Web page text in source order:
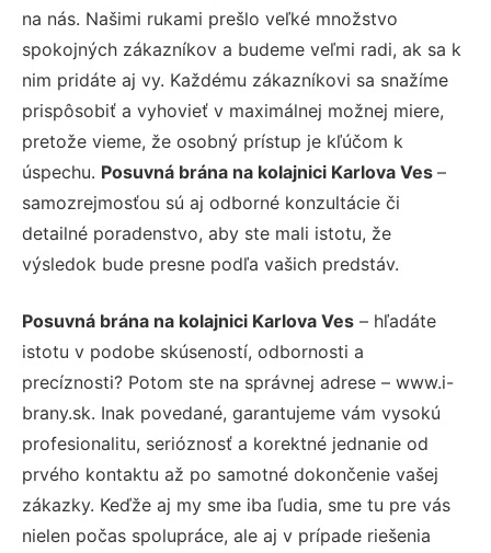
na nás. Našimi rukami prešlo veľké množstvo
spokojných zákazníkov a budeme veľmi radi, ak sa k
nim pridáte aj vy. Každému zákazníkovi sa snažíme
prispôsobiť a vyhovieť v maximálnej možnej miere,
pretože vieme, že osobný prístup je kľúčom k
úspechu. Posuvná brána na kolajnici Karlova Ves –
samozrejmosťou sú aj odborné konzultácie či
detailné poradenstvo, aby ste mali istotu, že
výsledok bude presne podľa vašich predstáv.
Posuvná brána na kolajnici Karlova Ves – hľadáte
istotu v podobe skúseností, odbornosti a
precíznosti? Potom ste na správnej adrese – www.i-
brany.sk. Inak povedané, garantujeme vám vysokú
profesionalitu, serióznosť a korektné jednanie od
prvého kontaktu až po samotné dokončenie vašej
zákazky. Keďže aj my sme iba ľudia, sme tu pre vás
nielen počas spolupráce, ale aj v prípade riešenia